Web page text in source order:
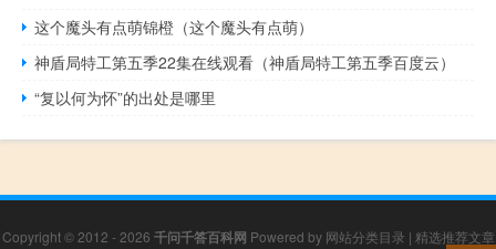
这个魔头有点萌锦橙（这个魔头有点萌）
神盾局特工第五季22集在线观看（神盾局特工第五季百度云）
“复以何为怀”的出处是哪里
Copyright © 2012 - 2026 千问千答百科网 Powered by 网站分类目录 | 精选推荐文章